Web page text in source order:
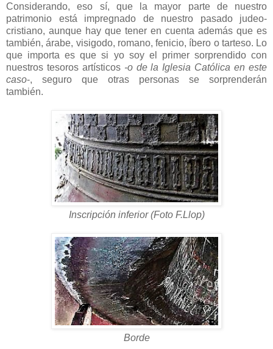
Considerando, eso sí, que la mayor parte de nuestro
patrimonio está impregnado de nuestro pasado judeo-
cristiano, aunque hay que tener en cuenta además que es
también, árabe, visigodo, romano, fenicio, íbero o tarteso. Lo
que importa es que si yo soy el primer sorprendido con
nuestros tesoros artísticos -o de la Iglesia Católica en este
caso-, seguro que otras personas se sorprenderán
también.
Inscripción inferior (Foto F.Llop)
Borde